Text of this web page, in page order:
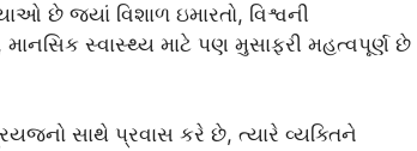
છે જ્યાં વિશાળ ઇમારતો, વિશ્વની
સ્વાસ્થ્ય માટે પણ મુસાફરી મહત્વપૂર્ણ છે
સાથે પ્રવાસ કરે છે, ત્યારે વ્યક્તિને